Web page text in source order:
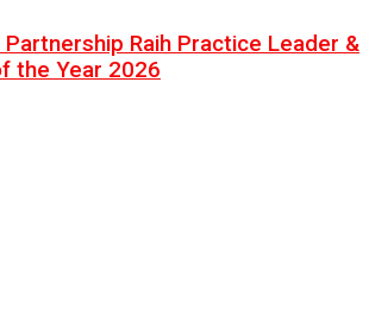
Partnership Raih Practice Leader &
the Year 2026